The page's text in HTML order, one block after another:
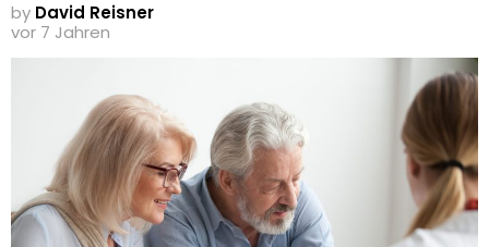
by David Reisner
vor 7 Jahren